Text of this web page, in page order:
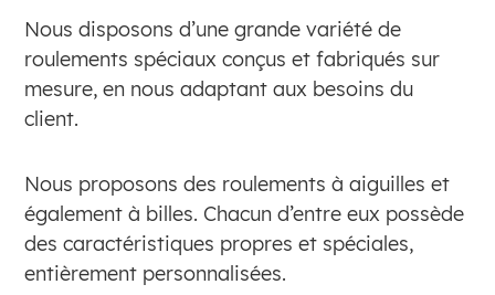
Nous disposons d’une grande variété de
roulements spéciaux conçus et fabriqués sur
mesure, en nous adaptant aux besoins du
client.
Nous proposons des roulements à aiguilles et
également à billes. Chacun d’entre eux possède
des caractéristiques propres et spéciales,
entièrement personnalisées.